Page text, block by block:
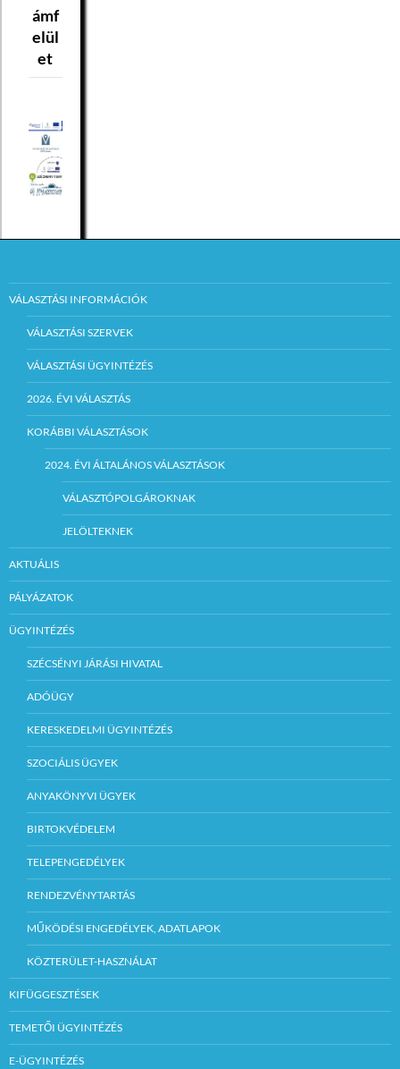
ámf
elül
et
VÁLASZTÁSI INFORMÁCIÓK
VÁLASZTÁSI SZERVEK
VÁLASZTÁSI ÜGYINTÉZÉS
2026. ÉVI VÁLASZTÁS
KORÁBBI VÁLASZTÁSOK
2024. ÉVI ÁLTALÁNOS VÁLASZTÁSOK
VÁLASZTÓPOLGÁROKNAK
JELÖLTEKNEK
AKTUÁLIS
PÁLYÁZATOK
ÜGYINTÉZÉS
SZÉCSÉNYI JÁRÁSI HIVATAL
ADÓÜGY
KERESKEDELMI ÜGYINTÉZÉS
SZOCIÁLIS ÜGYEK
ANYAKÖNYVI ÜGYEK
BIRTOKVÉDELEM
TELEPENGEDÉLYEK
RENDEZVÉNYTARTÁS
MŰKÖDÉSI ENGEDÉLYEK, ADATLAPOK
KÖZTERÜLET-HASZNÁLAT
KIFÜGGESZTÉSEK
TEMETŐI ÜGYINTÉZÉS
E-ÜGYINTÉZÉS